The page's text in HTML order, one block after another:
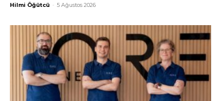
Hilmi Öğütcü - 5 Ağustos 2026